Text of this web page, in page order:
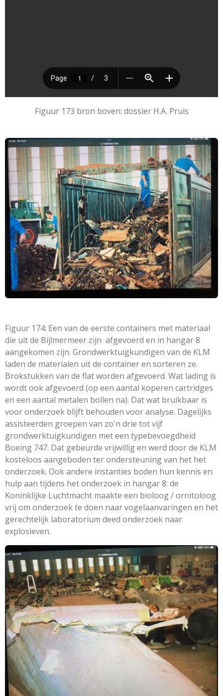
Figuur 173 bron boven: dossier H.A. Pruis
Figuur 174: Een van de eerste containers met materiaal
die uit de Bijlmermeer zijn afgevoerd en in hangar 8
aangekomen zijn. Grondwerktuigkundigen van de KLM
laden de materialen uit de container en sorteren ze.
Brokstukken van de flat worden afgevoerd. Wat lading is
wordt ook afgevoerd (op een aantal koperen cartridges
en een aantal metalen bollen na). Dat wat bruikbaar is
voor onderzoek blijft behouden voor analyse. Dagelijks
assisteerden groepen van zo'n drie tot vijf
grondwerktuigkundigen met een typebevoegdheid
Boeing 747. Dat gebeurde vrijwillig en werd door de KLM
kosteloos aangeboden ter ondersteuning van het het
onderzoek. Ook andere instanties boden hun kennis en
hulp aan tijdens het onderzoek in hangar 8: de
Koninklijke Luchtmacht maakte een bioloog / ornitoloog
vrij om onderzoek te doen naar vogelaanvaringen en het
gerechtelijk laboratorium deed onderzoek naar
explosieven.